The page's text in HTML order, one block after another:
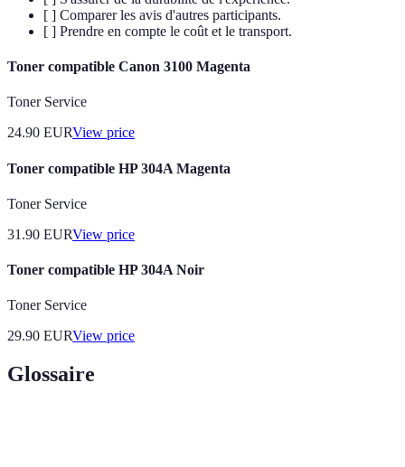
[ ] Comparer les avis d'autres participants.
[ ] Prendre en compte le coût et le transport.
Toner compatible Canon 3100 Magenta
Toner Service
24.90 EURView price
Toner compatible HP 304A Magenta
Toner Service
31.90 EURView price
Toner compatible HP 304A Noir
Toner Service
29.90 EURView price
Glossaire